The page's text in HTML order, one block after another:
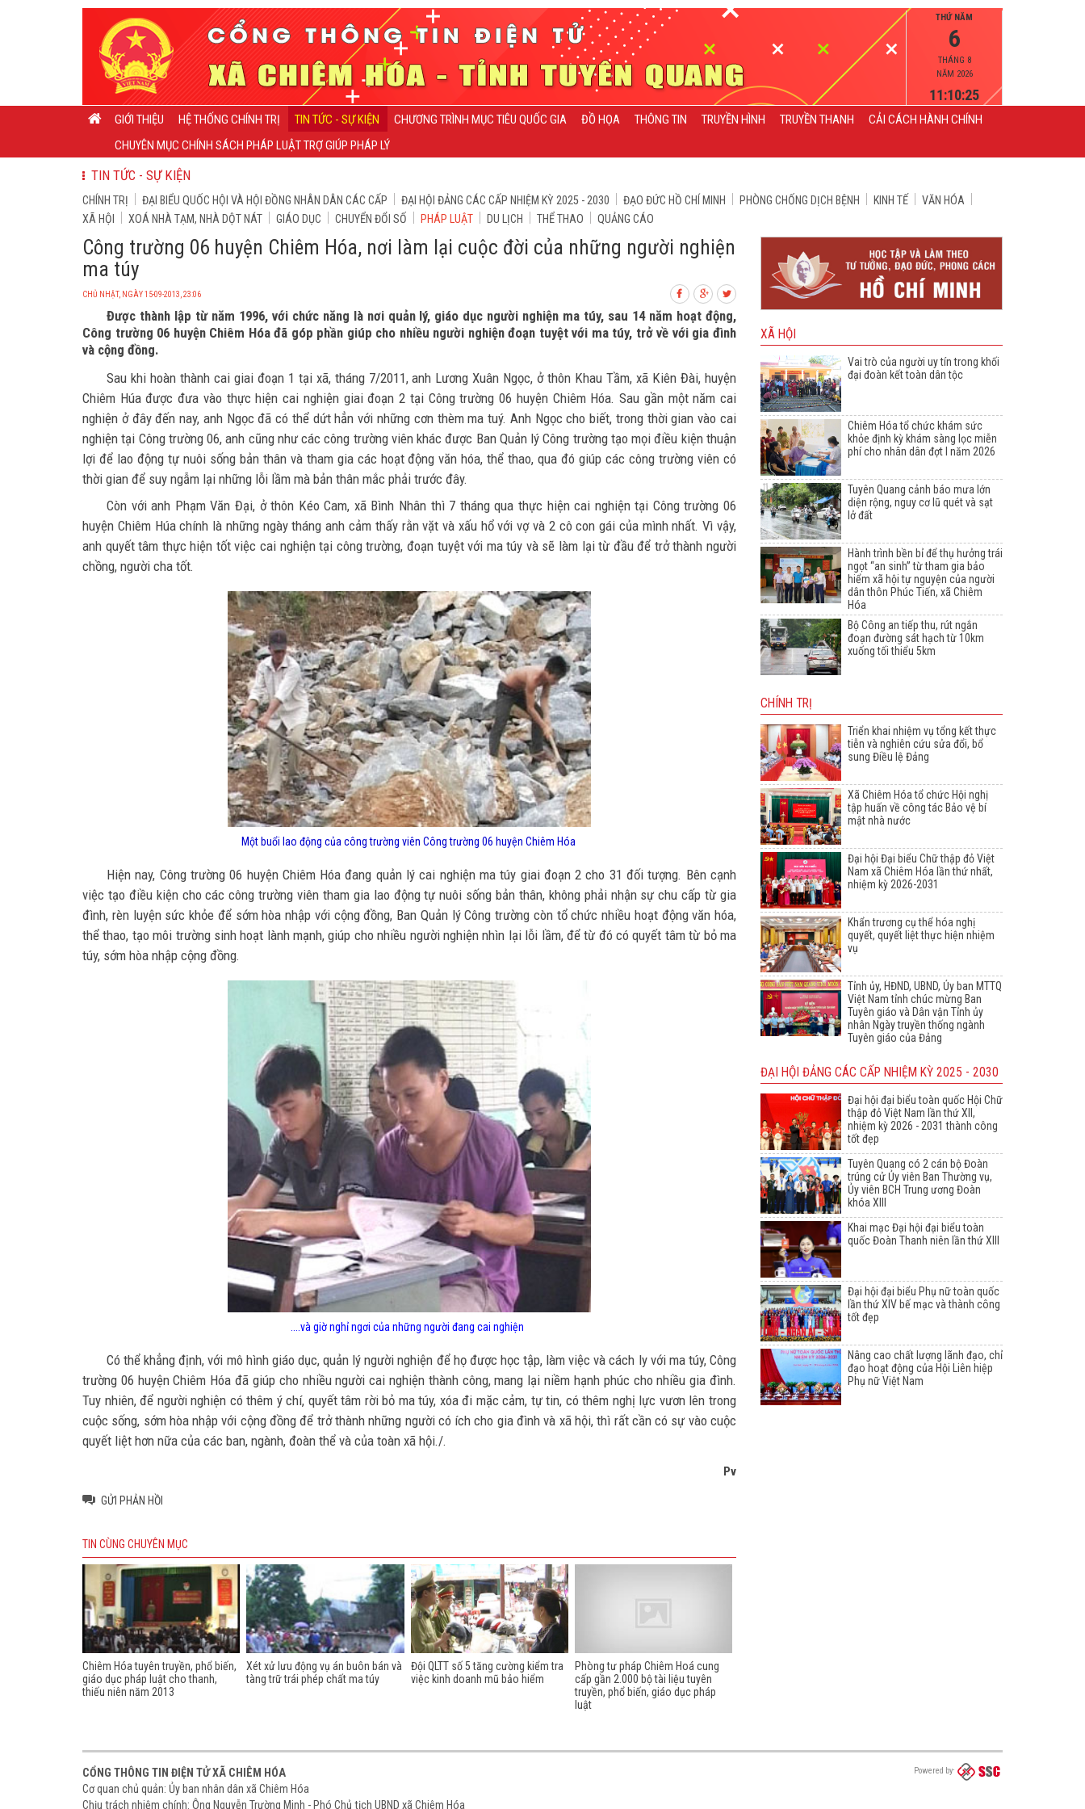
THỨ NĂM
6
THÁNG 8
NĂM 2026
11:10:25
GIỚI THIỆU HỆ THỐNG CHÍNH TRỊ TIN TỨC - SỰ KIỆN CHƯƠNG TRÌNH MỤC TIÊU QUỐC GIA ĐỒ HỌA THÔNG TIN TRUYỀN HÌNH TRUYỀN THANH
CẢI CÁCH HÀNH CHÍNH
CHUYÊN MỤC CHÍNH SÁCH PHÁP LUẬT TRỢ GIÚP PHÁP LÝ
TIN TỨC - SỰ KIỆN
CHÍNH TRỊ ĐẠI BIỂU QUỐC HỘI VÀ HỘI ĐỒNG NHÂN DÂN CÁC CẤP ĐẠI HỘI ĐẢNG CÁC CẤP NHIỆM KỲ 2025 - 2030 ĐẠO ĐỨC HỒ CHÍ MINH PHÒNG CHỐNG DỊCH BỆNH KINH TẾ
VĂN HÓA
XÃ HỘI
XOÁ NHÀ TẠM, NHÀ DỘT NÁT GIÁO DỤC CHUYỂN ĐỔI SỐ PHÁP LUẬT DU LỊCH THỂ THAO QUẢNG CÁO
Công trường 06 huyện Chiêm Hóa, nơi làm lại cuộc đời của những người nghiện
ma túy
CHỦ NHẬT, NGÀY 15-09-2013, 23:06
Được thành lập từ năm 1996, với chức năng là nơi quản lý, giáo dục người nghiện ma túy, sau 14 năm hoạt động,
Công trường 06 huyện Chiêm Hóa đã góp phần giúp cho nhiều người nghiện đoạn tuyệt với ma túy, trở về với gia đình
và cộng đồng.
Sau khi hoàn thành cai giai đoạn 1 tại xã, tháng 7/2011, anh Lương Xuân Ngọc, ở thôn Khau Tầm, xã Kiên Đài, huyện
Chiêm Húa được đưa vào thực hiện cai nghiện giai đoạn 2 tại Công trường 06 huyện Chiêm Hóa. Sau gần một năm cai
nghiện ở đây đến nay, anh Ngọc đã có thể dứt hẳn với những cơn thèm ma tuý. Anh Ngọc cho biết, trong thời gian vào cai
nghiện tại Công trường 06, anh cũng như các công trường viên khác được Ban Quản lý Công trường tạo mọi điều kiện thuận
lợi để lao động tự nuôi sống bản thân và tham gia các hoạt động văn hóa, thể thao, qua đó giúp các công trường viên có
thời gian để suy ngẫm lại những lỗi lầm mà bản thân mắc phải trước đây.
Còn với anh Phạm Văn Đại, ở thôn Kéo Cam, xã Bình Nhân thì 7 tháng qua thực hiện cai nghiện tại Công trường 06
huyện Chiêm Húa chính là những ngày tháng anh cảm thấy rằn vặt và xấu hổ với vợ và 2 cô con gái của mình nhất. Vì vậy,
anh quyết tâm thực hiện tốt việc cai nghiện tại công trường, đoạn tuyệt với ma túy và sẽ làm lại từ đầu để trở thành người
chồng, người cha tốt.
Một buổi lao động của công trường viên Công trường 06 huyện Chiêm Hóa
Hiện nay, Công trường 06 huyện Chiêm Hóa đang quản lý cai nghiện ma túy giai đoạn 2 cho 31 đối tượng. Bên cạnh
việc tạo điều kiện cho các công trường viên tham gia lao động tự nuôi sống bản thân, không phải nhận sự chu cấp từ gia
đình, rèn luyện sức khỏe để sớm hòa nhập với cộng đồng, Ban Quản lý Công trường còn tổ chức nhiều hoạt động văn hóa,
thể thao, tạo môi trường sinh hoạt lành mạnh, giúp cho nhiều người nghiện nhìn lại lỗi lầm, để từ đó có quyết tâm từ bỏ ma
túy, sớm hòa nhập cộng đồng.
....và giờ nghỉ ngơi của những người đang cai nghiện
Có thể khẳng định, với mô hình giáo dục, quản lý người nghiện để họ được học tập, làm việc và cách ly với ma túy, Công
trường 06 huyện Chiêm Hóa đã giúp cho nhiều người cai nghiện thành công, mang lại niềm hạnh phúc cho nhiều gia đình.
Tuy nhiên, để người nghiện có thêm ý chí, quyết tâm rời bỏ ma túy, xóa đi mặc cảm, tự tin, có thêm nghị lực vươn lên trong
cuộc sống, sớm hòa nhập với cộng đồng để trở thành những người có ích cho gia đình và xã hội, thì rất cần có sự vào cuộc
quyết liệt hơn nữa của các ban, ngành, đoàn thể và của toàn xã hội./.
Pv
GỬI PHẢN HỒI
TIN CÙNG CHUYÊN MỤC
Chiêm Hóa tuyên truyền, phổ biến,
giáo dục pháp luật cho thanh,
thiếu niên năm 2013
Xét xử lưu động vụ án buôn bán và
tàng trữ trái phép chất ma túy
Đội QLTT số 5 tăng cường kiểm tra
việc kinh doanh mũ bảo hiểm
Phòng tư pháp Chiêm Hoá cung
cấp gần 2.000 bộ tài liệu tuyên
truyền, phổ biến, giáo dục pháp
luật
XÃ HỘI
Vai trò của người uy tín trong khối
đại đoàn kết toàn dân tộc
Chiêm Hóa tổ chức khám sức
khỏe định kỳ khám sàng lọc miễn
phí cho nhân dân đợt I năm 2026
Tuyên Quang cảnh báo mưa lớn
diện rộng, nguy cơ lũ quét và sạt
lở đất
Hành trình bền bỉ để thụ hưởng trái
ngọt “an sinh” từ tham gia bảo
hiểm xã hội tự nguyện của người
dân thôn Phúc Tiến, xã Chiêm
Hóa
Bộ Công an tiếp thu, rút ngắn
đoạn đường sát hạch từ 10km
xuống tối thiểu 5km
CHÍNH TRỊ
Triển khai nhiệm vụ tổng kết thực
tiễn và nghiên cứu sửa đổi, bổ
sung Điều lệ Đảng
Xã Chiêm Hóa tổ chức Hội nghị
tập huấn về công tác Bảo vệ bí
mật nhà nước
Đại hội Đại biểu Chữ thập đỏ Việt
Nam xã Chiêm Hóa lần thứ nhất,
nhiệm kỳ 2026-2031
Khẩn trương cụ thể hóa nghị
quyết, quyết liệt thực hiện nhiệm
vụ
Tỉnh ủy, HĐND, UBND, Ủy ban MTTQ
Việt Nam tỉnh chúc mừng Ban
Tuyên giáo và Dân vận Tỉnh ủy
nhân Ngày truyền thống ngành
Tuyên giáo của Đảng
ĐẠI HỘI ĐẢNG CÁC CẤP NHIỆM KỲ 2025 - 2030
Đại hội đại biểu toàn quốc Hội Chữ
thập đỏ Việt Nam lần thứ XII,
nhiệm kỳ 2026 - 2031 thành công
tốt đẹp
Tuyên Quang có 2 cán bộ Đoàn
trúng cử Ủy viên Ban Thường vụ,
Ủy viên BCH Trung ương Đoàn
khóa XIII
Khai mạc Đại hội đại biểu toàn
quốc Đoàn Thanh niên lần thứ XIII
Đại hội đại biểu Phụ nữ toàn quốc
lần thứ XIV bế mạc và thành công
tốt đẹp
Nâng cao chất lượng lãnh đạo, chỉ
đạo hoạt động của Hội Liên hiệp
Phụ nữ Việt Nam
Powered by
CỔNG THÔNG TIN ĐIỆN TỬ XÃ CHIÊM HÓA
Cơ quan chủ quản: Ủy ban nhân dân xã Chiêm Hóa
Chịu trách nhiệm chính: Ông Nguyễn Trường Minh - Phó Chủ tịch UBND xã Chiêm Hóa